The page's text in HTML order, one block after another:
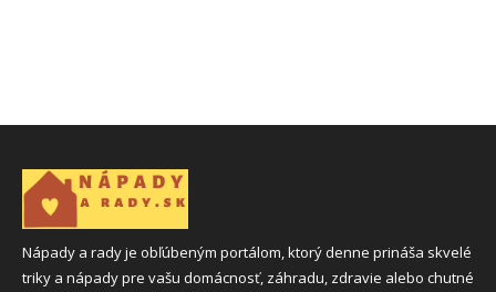
Nápady a rady je obľúbeným portálom, ktorý denne prináša skvelé
triky a nápady pre vašu domácnosť, záhradu, zdravie alebo chutné